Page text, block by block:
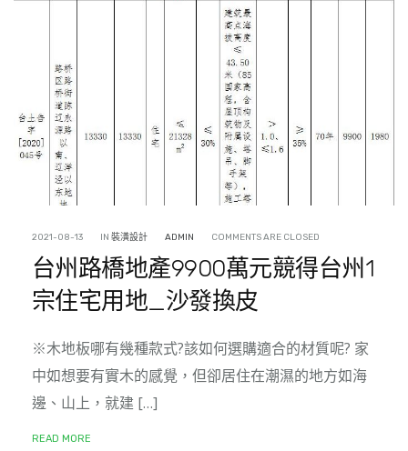
2021-08-13 IN 裝潢設計 ADMIN COMMENTS ARE CLOSED
台州路橋地產9900萬元競得台州1
宗住宅用地_沙發換皮
※木地板哪有幾種款式?該如何選購適合的材質呢? 家
中如想要有實木的感覺，但卻居住在潮濕的地方如海
邊、山上，就建 […]
READ MORE